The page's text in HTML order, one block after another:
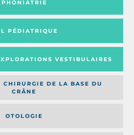
PHONIATRIE
PÉDIATRIQUE
VESTIBULAIRES
CHIRURGIE DE LA BASE DU
CRÂNE
OTOLOGIE